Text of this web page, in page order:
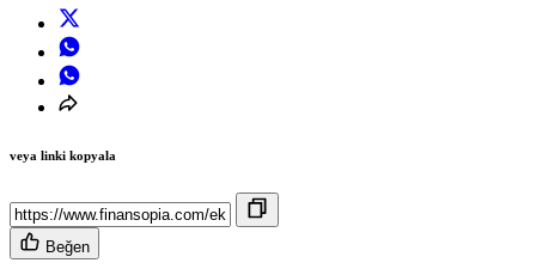
veya linki kopyala
Beğen